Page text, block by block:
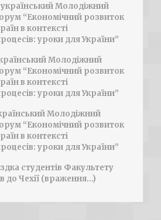
Молодіжний
“Економічний розвиток
в контексті
уроки для України”
Молодіжний
“Економічний розвиток
в контексті
уроки для України”
Молодіжний
“Економічний розвиток
в контексті
уроки для України”
студентів Факультету
до Чехії (враження…)